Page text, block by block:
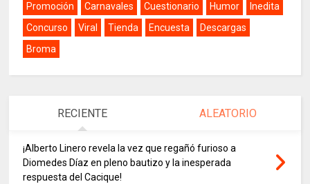
Promoción Carnavales Cuestionario Humor
Inedita
Concurso
Viral Tienda Encuesta
Descargas
Broma
RECIENTE ALEATORIO
¡Alberto Linero revela la vez que regañó furioso a
Diomedes Díaz en pleno bautizo y la inesperada
respuesta del Cacique!